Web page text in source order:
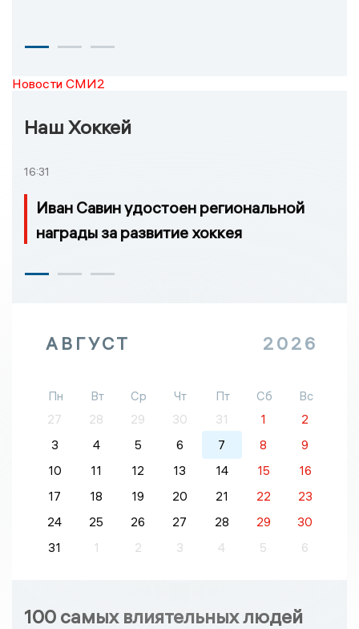
Новости СМИ2
Наш Хоккей
16:31
Иван Савин удостоен региональной
награды за развитие хоккея
АВГУСТ 2026
Пн Вт Ср Чт Пт Сб
Вс
27
28 29 30 31 1
2
3
4 5 6 7 8
9
10
11 12 13 14 15
16
17
18 19 20 21 22
23
24
25 26 27 28 29
30
31
1 2 3 4 5 6
100 самых влиятельных людей